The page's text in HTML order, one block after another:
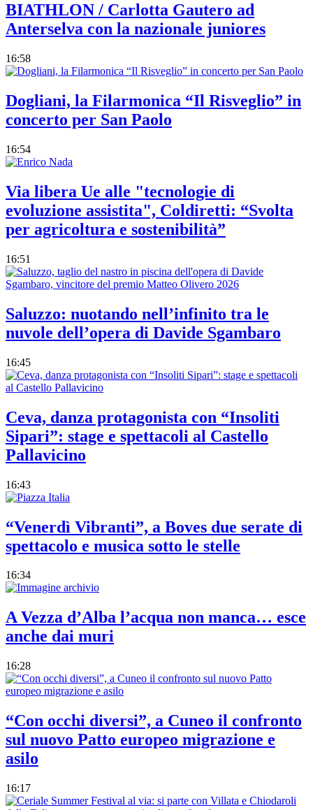
BIATHLON / Carlotta Gautero ad
Anterselva con la nazionale juniores
16:58
Dogliani, la Filarmonica “Il Risveglio” in
concerto per San Paolo
16:54
Via libera Ue alle "tecnologie di
evoluzione assistita", Coldiretti: “Svolta
per agricoltura e sostenibilità”
16:51
Saluzzo: nuotando nell’infinito tra le
nuvole dell’opera di Davide Sgambaro
16:45
Ceva, danza protagonista con “Insoliti
Sipari”: stage e spettacoli al Castello
Pallavicino
16:43
“Venerdì Vibranti”, a Boves due serate di
spettacolo e musica sotto le stelle
16:34
A Vezza d’Alba l’acqua non manca… esce
anche dai muri
16:28
“Con occhi diversi”, a Cuneo il confronto
sul nuovo Patto europeo migrazione e
asilo
16:17